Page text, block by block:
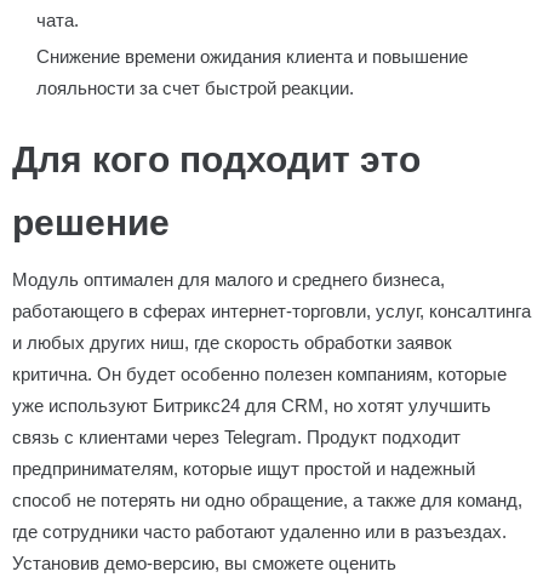
чата.
Снижение времени ожидания клиента и повышение
лояльности за счет быстрой реакции.
Для кого подходит это
решение
Модуль оптимален для малого и среднего бизнеса,
работающего в сферах интернет-торговли, услуг, консалтинга
и любых других ниш, где скорость обработки заявок
критична. Он будет особенно полезен компаниям, которые
уже используют Битрикс24 для CRM, но хотят улучшить
связь с клиентами через Telegram. Продукт подходит
предпринимателям, которые ищут простой и надежный
способ не потерять ни одно обращение, а также для команд,
где сотрудники часто работают удаленно или в разъездах.
Установив демо-версию, вы сможете оценить